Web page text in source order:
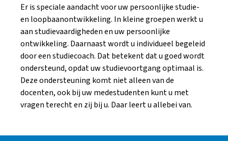
Er is speciale aandacht voor uw persoonlijke studie-
en loopbaanontwikkeling. In kleine groepen werkt u
aan studievaardigheden en uw persoonlijke
ontwikkeling. Daarnaast wordt u individueel begeleid
door een studiecoach. Dat betekent dat u goed wordt
ondersteund, opdat uw studievoortgang optimaal is.
Deze ondersteuning komt niet alleen van de
docenten, ook bij uw medestudenten kunt u met
vragen terecht en zij bij u. Daar leert u allebei van.